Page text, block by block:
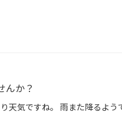
んか？